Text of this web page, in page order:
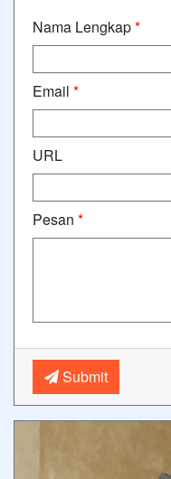
Nama Lengkap*
Email *
URL
Pesan *
Submit